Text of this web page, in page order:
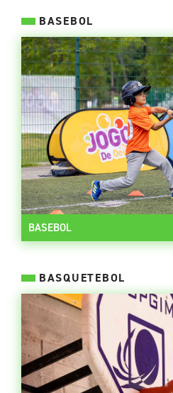
BASEBOL
BASEBOL
BASQUETEBOL